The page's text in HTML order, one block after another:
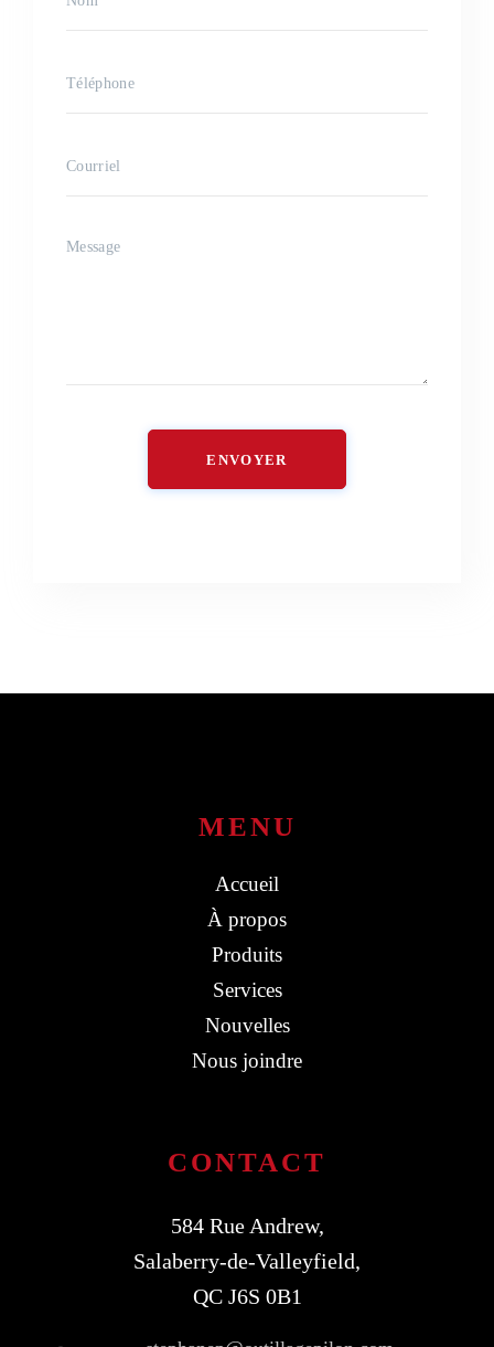
ENVOYER
MENU
Accueil
À propos
Produits
Services
Nouvelles
Nous joindre
CONTACT
584 Rue Andrew,
Salaberry-de-Valleyfield,
QC J6S 0B1